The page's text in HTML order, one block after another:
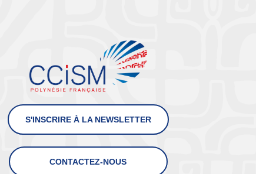
S'INSCRIRE À LA NEWSLETTER
CONTACTEZ-NOUS